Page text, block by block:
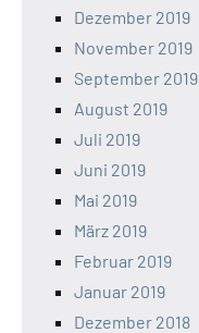
Dezember 2019
November 2019
September 2019
August 2019
Juli 2019
Juni 2019
Mai 2019
März 2019
Februar 2019
Januar 2019
Dezember 2018